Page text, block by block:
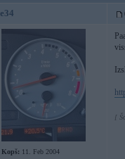
e34
Kopš: 11. Feb 2004
[